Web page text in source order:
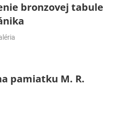
bronzovej tabule
pamiatku M. R.